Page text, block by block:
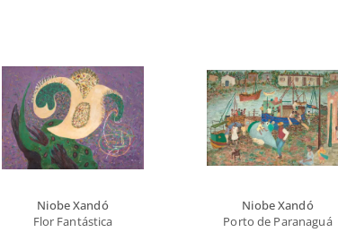
Niobe Xandó
Flor Fantástica
Niobe Xandó
Porto de Paranaguá